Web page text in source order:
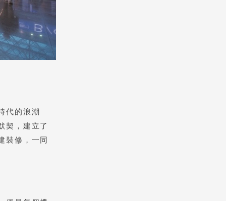
代的浪潮
契，建立了
裝修，一同